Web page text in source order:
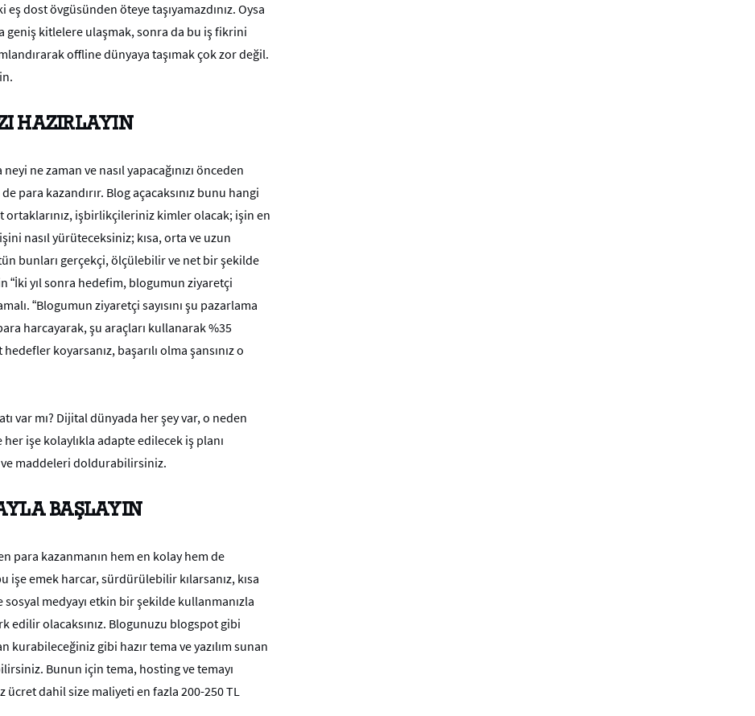
dost övgüsünden öteye taşıyamazdınız. Oysa
geniş kitlelere ulaşmak, sonra da bu iş fikrini
offline dünyaya taşımak çok zor değil.
HAZIRLAYIN
ne zaman ve nasıl yapacağınızı önceden
para kazandırır. Blog açacaksınız bunu hangi
ortaklarınız, işbirlikçileriniz kimler olacak; işin en
nasıl yürüteceksiniz; kısa, orta ve uzun
bunları gerçekçi, ölçülebilir ve net bir şekilde
“İki yıl sonra hedefim, blogumun ziyaretçi
“Blogumun ziyaretçi sayısını şu pazarlama
harcayarak, şu araçları kullanarak %35
koyarsanız, başarılı olma şansınız o
var mı? Dijital dünyada her şey var, o neden
işe kolaylıkla adapte edilecek iş planı
maddeleri doldurabilirsiniz.
BAŞLAYIN
para kazanmanın hem en kolay hem de
işe emek harcar, sürdürülebilir kılarsanız, kısa
medyayı etkin bir şekilde kullanmanızla
edilir olacaksınız. Blogunuzu blogspot gibi
gibi hazır tema ve yazılım sunan
Bunun için tema, hosting ve temayı
ücret dahil size maliyeti en fazla 200-250 TL